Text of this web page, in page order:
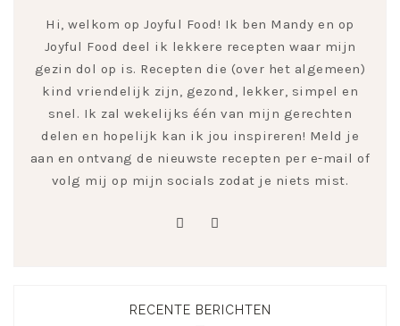
Hi, welkom op Joyful Food! Ik ben Mandy en op
Joyful Food deel ik lekkere recepten waar mijn
gezin dol op is. Recepten die (over het algemeen)
kind vriendelijk zijn, gezond, lekker, simpel en
snel. Ik zal wekelijks één van mijn gerechten
delen en hopelijk kan ik jou inspireren! Meld je
aan en ontvang de nieuwste recepten per e-mail of
volg mij op mijn socials zodat je niets mist.
RECENTE BERICHTEN